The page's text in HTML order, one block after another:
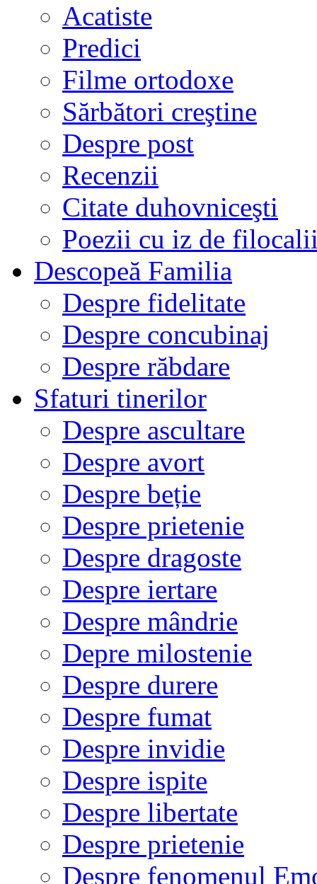
Acatiste
Predici
Filme ortodoxe
Sărbători creştine
Despre post
Recenzii
Citate duhovniceşti
Poezii cu iz de
Descopeă Familia
Despre fidelitate
Despre concubinaj
Despre răbdare
Sfaturi tinerilor
Despre ascultare
Despre avort
Despre beție
Despre prietenie
Despre dragoste
Despre iertare
Despre mândrie
Depre milostenie
Despre durere
Despre fumat
Despre invidie
Despre ispite
Despre libertate
Despre prietenie
Despre fenomenul